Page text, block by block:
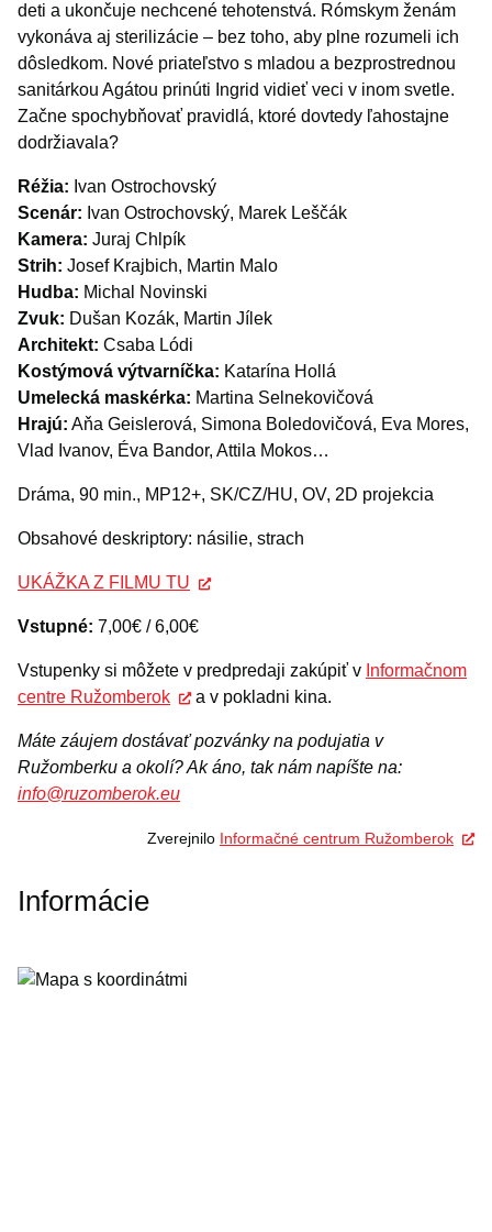
deti a ukončuje nechcené tehotenstvá. Rómskym ženám
vykonáva aj sterilizácie – bez toho, aby plne rozumeli ich
dôsledkom. Nové priateľstvo s mladou a bezprostrednou
sanitárkou Agátou prinúti Ingrid vidieť veci v inom svetle.
Začne spochybňovať pravidlá, ktoré dovtedy ľahostajne
dodržiavala?
Réžia: Ivan Ostrochovský
Scenár: Ivan Ostrochovský, Marek Leščák
Kamera: Juraj Chlpík
Strih: Josef Krajbich, Martin Malo
Hudba: Michal Novinski
Zvuk: Dušan Kozák, Martin Jílek
Architekt: Csaba Lódi
Kostýmová výtvarníčka: Katarína Hollá
Umelecká maskérka: Martina Selnekovičová
Hrajú: Aňa Geislerová, Simona Boledovičová, Eva Mores,
Vlad Ivanov, Éva Bandor, Attila Mokos…
Dráma, 90 min., MP12+, SK/CZ/HU, OV, 2D projekcia
Obsahové deskriptory: násilie, strach
UKÁŽKA Z FILMU TU
Vstupné: 7,00€ / 6,00€
Vstupenky si môžete v predpredaji zakúpiť v Informačnom
centre Ružomberok
a v pokladni kina.
Máte záujem dostávať pozvánky na podujatia v
Ružomberku a okolí? Ak áno, tak nám napíšte na:
info@ruzomberok.eu
Zverejnilo Informačné centrum Ružomberok
Informácie